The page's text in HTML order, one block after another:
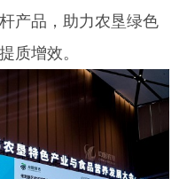
产品，助力农垦绿色
质增效。